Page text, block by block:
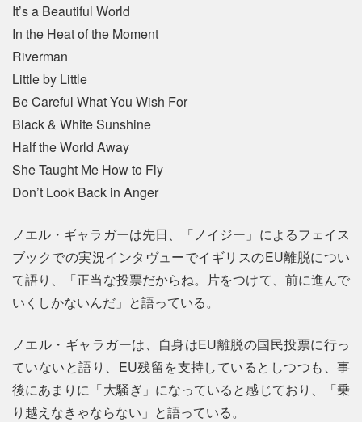
It’s a Beautiful World
In the Heat of the Moment
Riverman
Little by Little
Be Careful What You Wish For
Black & White Sunshine
Half the World Away
She Taught Me How to Fly
Don’t Look Back in Anger
ノエル・ギャラガーは先日、「ノイジー」によるフェイス
ブックでの実況インタヴューでイギリスのEU離脱につい
て語り、「正当な投票だからね。片をつけて、前に進んで
いくしかないんだ」と語っている。
ノエル・ギャラガーは、自身はEU離脱の国民投票に行っ
ていないと語り、EU残留を支持しているとしつつも、事
後にあまりに「大騒ぎ」になっていると感じており、「乗
り越えなきゃならない」と語っている。